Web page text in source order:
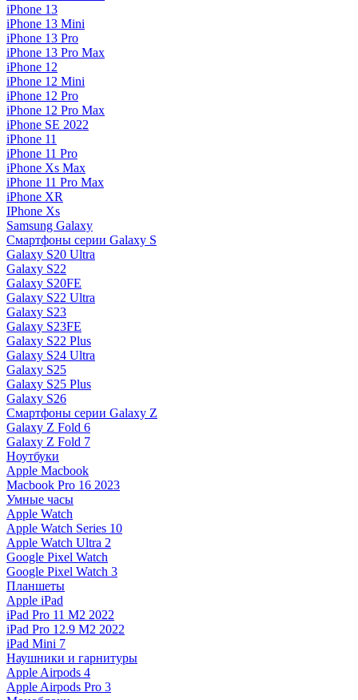
iPhone 13
iPhone 13 Mini
iPhone 13 Pro
iPhone 13 Pro Max
iPhone 12
iPhone 12 Mini
iPhone 12 Pro
iPhone 12 Pro Max
iPhone SE 2022
iPhone 11
iPhone 11 Pro
iPhone Xs Max
iPhone 11 Pro Max
iPhone XR
IPhone Xs
Samsung Galaxy
Смартфоны серии Galaxy S
Galaxy S20 Ultra
Galaxy S22
Galaxy S20FE
Galaxy S22 Ultra
Galaxy S23
Galaxy S23FE
Galaxy S22 Plus
Galaxy S24 Ultra
Galaxy S25
Galaxy S25 Plus
Galaxy S26
Смартфоны серии Galaxy Z
Galaxy Z Fold 6
Galaxy Z Fold 7
Ноутбуки
Apple Macbook
Macbook Pro 16 2023
Умные часы
Apple Watch
Apple Watch Series 10
Apple Watch Ultra 2
Google Pixel Watch
Google Pixel Watch 3
Планшеты
Apple iPad
iPad Pro 11 M2 2022
iPad Pro 12.9 M2 2022
iPad Mini 7
Наушники и гарнитуры
Apple Airpods 4
Apple Airpods Pro 3